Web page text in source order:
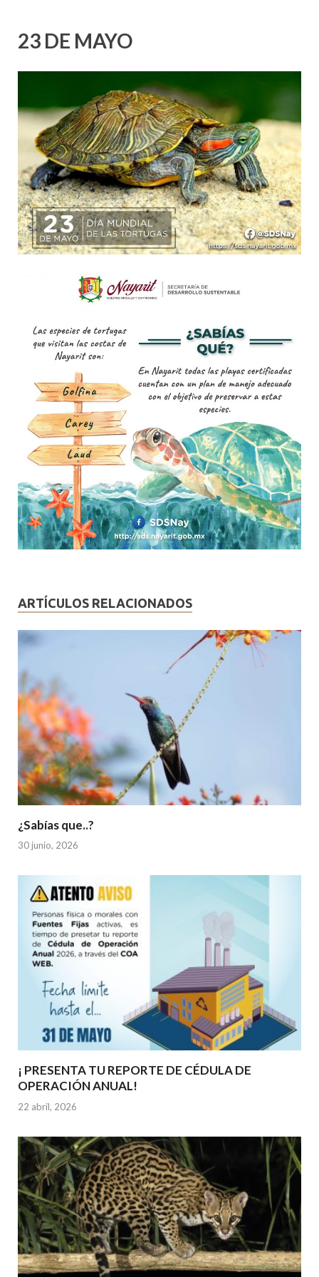
23 DE MAYO
ARTÍCULOS RELACIONADOS
¿Sabías que..?
30 junio, 2026
¡ PRESENTA TU REPORTE DE CÉDULA DE
OPERACIÓN ANUAL!
22 abril, 2026